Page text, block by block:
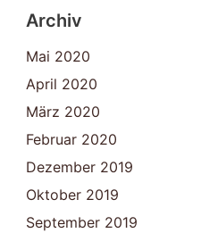
Archiv
Mai 2020
April 2020
März 2020
Februar 2020
Dezember 2019
Oktober 2019
September 2019